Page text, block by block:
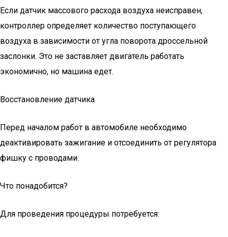
Если датчик массового расхода воздуха неисправен,
контроллер определяет количество поступающего
воздуха в зависимости от угла поворота дроссельной
заслонки. Это не заставляет двигатель работать
экономично, но машина едет.
Восстановление датчика
Перед началом работ в автомобиле необходимо
деактивировать зажигание и отсоединить от регулятора
фишку с проводами.
Что понадобится?
Для проведения процедуры потребуется: